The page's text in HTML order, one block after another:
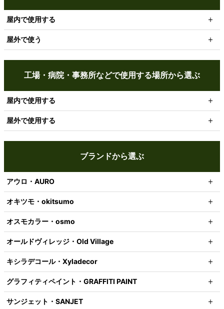
屋内で使用する
屋外で使う
工場・病院・事務所などで使用する場所から選ぶ
屋内で使用する
屋外で使用する
ブランドから選ぶ
アウロ・AURO
オキツモ・okitsumo
オスモカラー・osmo
オールドヴィレッジ・Old Village
キシラデコール・Xyladecor
グラフィティペイント・GRAFFITI PAINT
サンジェット・SANJET